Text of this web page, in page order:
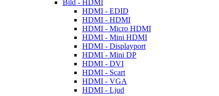
Bild - HDMI
HDMI - EDID
HDMI - HDMI
HDMI - Micro HDMI
HDMI - Mini HDMI
HDMI - Displayport
HDMI - Mini DP
HDMI - DVI
HDMI - Scart
HDMI - VGA
HDMI - Ljud